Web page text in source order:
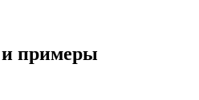
примеры